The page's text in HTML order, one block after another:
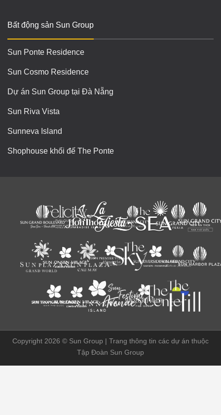
Bất động sản Sun Group
Sun Ponte Residence
Sun Cosmo Residence
Dự án Sun Group tại Đà Nẵng
Sun Riva Vista
Sunneva Island
Shophouse khối đế The Ponte
Copyright 2026 © Sun Group | Trang thông tin các dự án thuộc
Tập Đoàn Sun Group